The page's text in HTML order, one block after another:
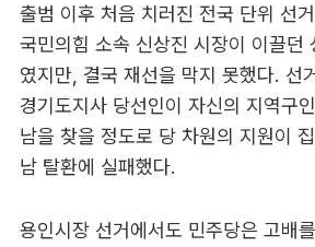
출범 이후 처음 치러진 전국 단위 선
국민의힘 소속 신상진 시장이 이끌던
였지만, 결국 재선을 막지 못했다. 선
경기도지사 당선인이 자신의 지역구
남을 찾을 정도로 당 차원의 지원이
남 탈환에 실패했다.
용인시장 선거에서도 민주당은 고배